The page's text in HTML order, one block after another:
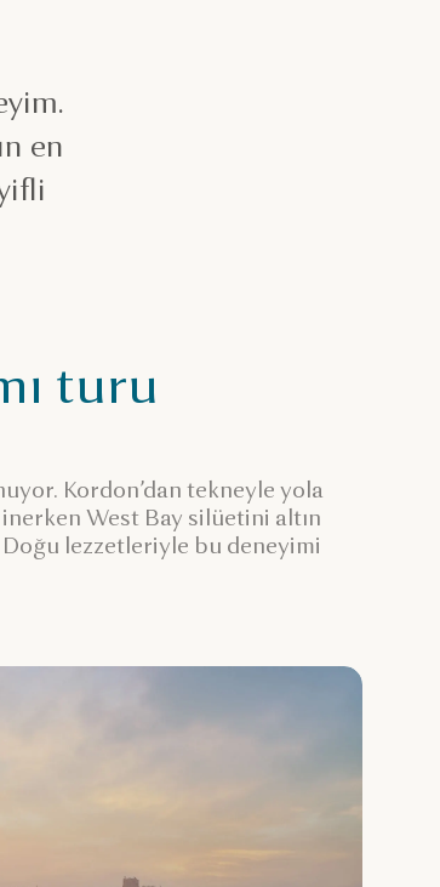
en
turu
Kordon’dan tekneyle yola
West Bay silüetini altın
Doğu lezzetleriyle bu deneyimi